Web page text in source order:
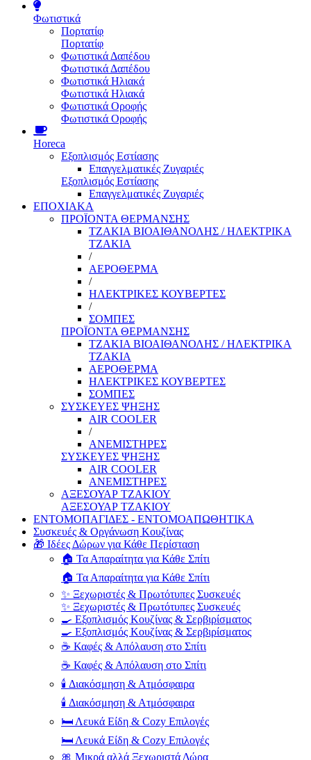
Φωτιστικά
Πορτατίφ
Πορτατίφ
Φωτιστικά Δαπέδου
Φωτιστικά Δαπέδου
Φωτιστικά Ηλιακά
Φωτιστικά Ηλιακά
Φωτιστικά Οροφής
Φωτιστικά Οροφής
Horeca
Εξοπλισμός Εστίασης
Επαγγελματικές Ζυγαριές
Εξοπλισμός Εστίασης
Επαγγελματικές Ζυγαριές
ΕΠΟΧΙΑΚΑ
ΠΡΟΪΟΝΤΑ ΘΕΡΜΑΝΣΗΣ
ΤΖΑΚΙΑ ΒΙΟΑΙΘΑΝΟΛΗΣ / ΗΛΕΚΤΡΙΚΑ
ΤΖΑΚΙΑ
/
ΑΕΡΟΘΕΡΜΑ
/
ΗΛΕΚΤΡΙΚΕΣ ΚΟΥΒΕΡΤΕΣ
/
ΣΟΜΠΕΣ
ΠΡΟΪΟΝΤΑ ΘΕΡΜΑΝΣΗΣ
ΤΖΑΚΙΑ ΒΙΟΑΙΘΑΝΟΛΗΣ / ΗΛΕΚΤΡΙΚΑ
ΤΖΑΚΙΑ
ΑΕΡΟΘΕΡΜΑ
ΗΛΕΚΤΡΙΚΕΣ ΚΟΥΒΕΡΤΕΣ
ΣΟΜΠΕΣ
ΣΥΣΚΕΥΕΣ ΨΗΞΗΣ
AIR COOLER
/
ΑΝΕΜΙΣΤΗΡΕΣ
ΣΥΣΚΕΥΕΣ ΨΗΞΗΣ
AIR COOLER
ΑΝΕΜΙΣΤΗΡΕΣ
ΑΞΕΣΟΥΑΡ ΤΖΑΚΙΟΥ
ΑΞΕΣΟΥΑΡ ΤΖΑΚΙΟΥ
ΕΝΤΟΜΟΠΑΓΙΔΕΣ - ΕΝΤΟΜΟΑΠΩΘΗΤΙΚΑ
Συσκευές & Οργάνωση Κουζίνας
🎁 Ιδέες Δώρων για Κάθε Περίσταση
🏠 Τα Απαραίτητα για Κάθε Σπίτι
🏠 Τα Απαραίτητα για Κάθε Σπίτι
✨ Ξεχωριστές & Πρωτότυπες Συσκευές
✨ Ξεχωριστές & Πρωτότυπες Συσκευές
🍳 Εξοπλισμός Κουζίνας & Σερβιρίσματος
🍳 Εξοπλισμός Κουζίνας & Σερβιρίσματος
☕ Καφές & Απόλαυση στο Σπίτι
☕ Καφές & Απόλαυση στο Σπίτι
🕯️ Διακόσμηση & Ατμόσφαιρα
🕯️ Διακόσμηση & Ατμόσφαιρα
🛏️ Λευκά Είδη & Cozy Επιλογές
🛏️ Λευκά Είδη & Cozy Επιλογές
🎀 Μικρά αλλά Ξεχωριστά Δώρα